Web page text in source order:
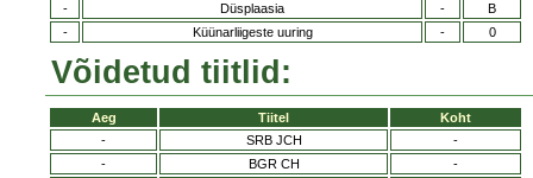
- Düsplaasia -
B
-
Küünarliigeste uuring - 0
Võidetud tiitlid:
Aeg Tiitel
Koht
-
SRB JCH
-
-
BGR CH
-